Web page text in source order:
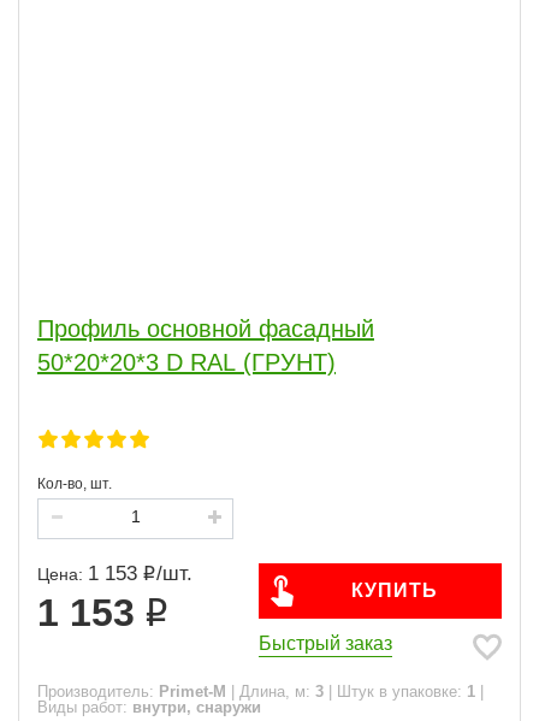
Профиль основной фасадный
50*20*20*3 D RAL (ГРУНТ)
Кол-во, шт.
Цена: 1 153 /шт.
1 153
КУПИТЬ
Быстрый заказ
Производитель: Primet-M Длина, м: 3 Штук в упаковке: 1
Виды работ: внутри, снаружи